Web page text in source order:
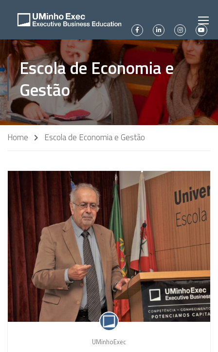
Escola de Economia e
Gestão
Home Escola de Economia e Gestão
UMinhoExec